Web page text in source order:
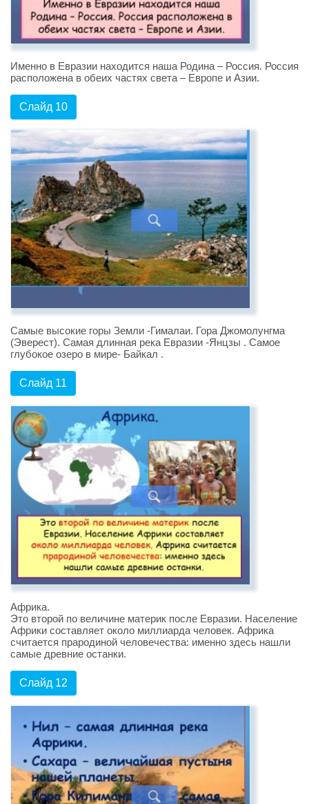
Именно в Евразии находится наша Родина – Россия. Россия
расположена в обеих частях света – Европе и Азии.
Слайд 10
Самые высокие горы Земли -Гималаи. Гора Джомолунгма
(Эверест). Самая длинная река Евразии -Янцзы . Самое
глубокое озеро в мире- Байкал .
Слайд 11
Африка.
Это второй по величине материк после Евразии. Население
Африки составляет около миллиарда человек. Африка
считается прародиной человечества: именно здесь нашли
самые древние останки.
Слайд 12